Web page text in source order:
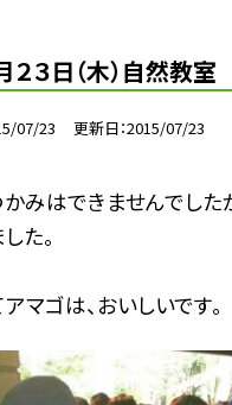
２３日（木）自然教
07/23 更新日 2015/07/23
みはできませんでした
た。
マゴは、おいしいです。